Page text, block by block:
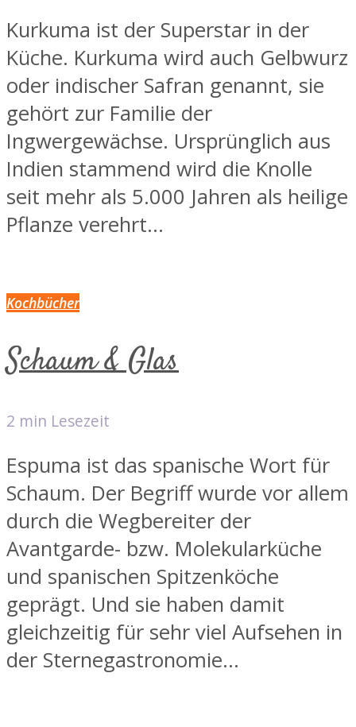
Kurkuma ist der Superstar in der
Küche. Kurkuma wird auch Gelbwurz
oder indischer Safran genannt, sie
gehört zur Familie der
Ingwergewächse. Ursprünglich aus
Indien stammend wird die Knolle
seit mehr als 5.000 Jahren als heilige
Pflanze verehrt...
Kochbücher
Schaum & Glas
2 min Lesezeit
Espuma ist das spanische Wort für
Schaum. Der Begriff wurde vor allem
durch die Wegbereiter der
Avantgarde- bzw. Molekularküche
und spanischen Spitzenköche
geprägt. Und sie haben damit
gleichzeitig für sehr viel Aufsehen in
der Sternegastronomie...